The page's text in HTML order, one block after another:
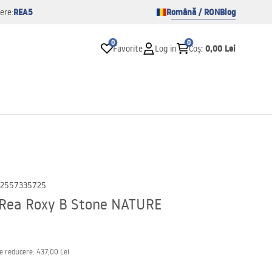
REA5 Română / RONBlog
0
Favorite Log in
0
Coș: 0,00 Lei
Roxy B Stone NATURE
reducere: 437,00 Lei